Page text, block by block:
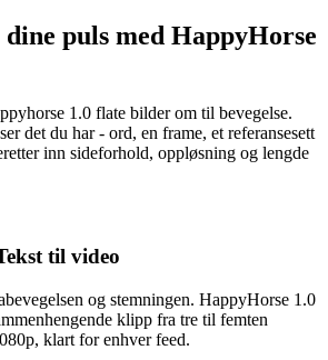
puls med HappyHorse
1.0 flate bilder om til bevegelse.
det du har - ord, en frame, et referansesett
inn sideforhold, oppløsning og lengde
til video
og stemningen. HappyHorse 1.0
klipp fra tre til femten
klart for enhver feed.